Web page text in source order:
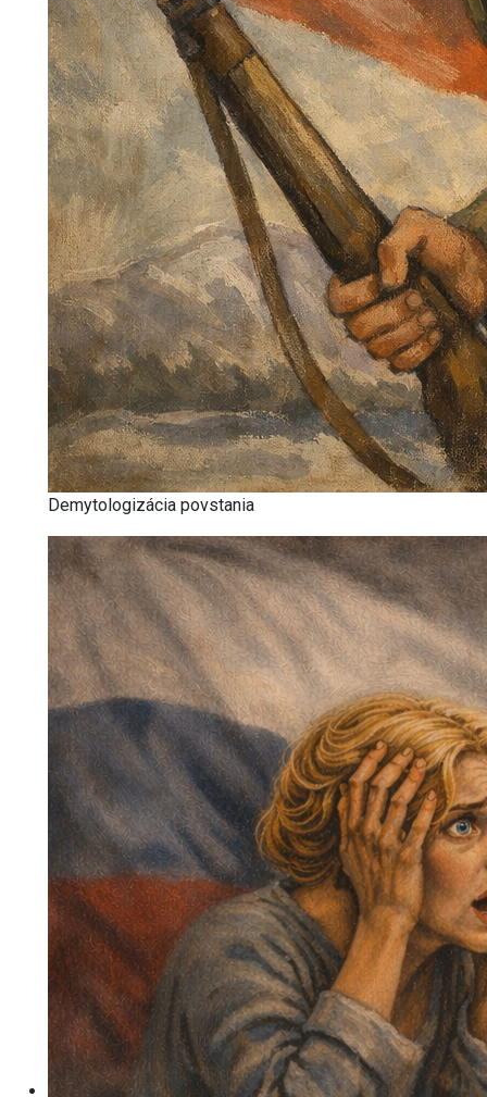
Demytologizácia povstania